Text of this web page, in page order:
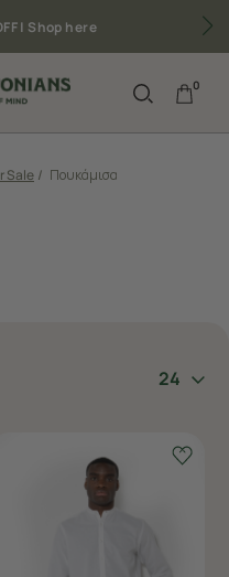
άνω των 50€
0
Sale / Πουκάμισα
24